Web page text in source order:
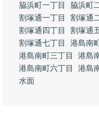
脇浜町一丁目
脇浜町
割塚通一丁目
割塚通
割塚通四丁目
割塚通
割塚通七丁目
港島南
港島南町三丁目
港島
港島南町六丁目
港島
水面